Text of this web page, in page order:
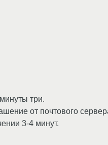
три.
от почтового
3-4 минут.